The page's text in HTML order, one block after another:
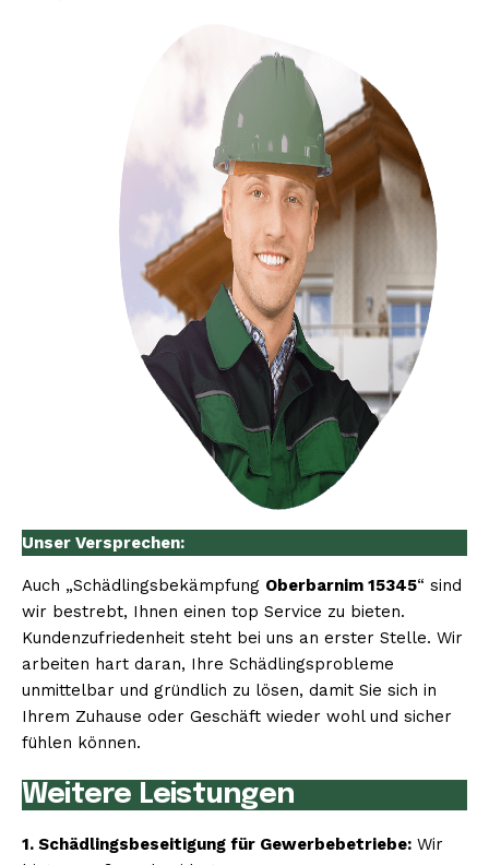
Unser Versprechen:
Auch „Schädlingsbekämpfung Oberbarnim 15345“ sind
wir bestrebt, Ihnen einen top Service zu bieten.
Kundenzufriedenheit steht bei uns an erster Stelle. Wir
arbeiten hart daran, Ihre Schädlingsprobleme
unmittelbar und gründlich zu lösen, damit Sie sich in
Ihrem Zuhause oder Geschäft wieder wohl und sicher
fühlen können.
Weitere Leistungen
1. Schädlingsbeseitigung für Gewerbebetriebe: Wir